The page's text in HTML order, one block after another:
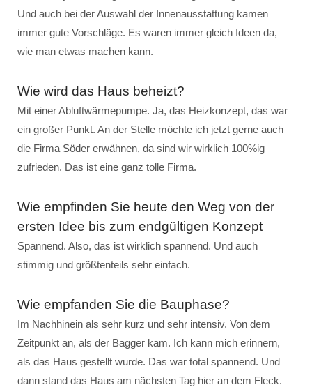
Und auch bei der Auswahl der Innenausstattung kamen
immer gute Vorschläge. Es waren immer gleich Ideen da,
wie man etwas machen kann.
Wie wird das Haus beheizt?
Mit einer Abluftwärmepumpe. Ja, das Heizkonzept, das war
ein großer Punkt. An der Stelle möchte ich jetzt gerne auch
die Firma Söder erwähnen, da sind wir wirklich 100%ig
zufrieden. Das ist eine ganz tolle Firma.
Wie empfinden Sie heute den Weg von der
ersten Idee bis zum endgültigen Konzept
Spannend. Also, das ist wirklich spannend. Und auch
stimmig und größtenteils sehr einfach.
Wie empfanden Sie die Bauphase?
Im Nachhinein als sehr kurz und sehr intensiv. Von dem
Zeitpunkt an, als der Bagger kam. Ich kann mich erinnern,
als das Haus gestellt wurde. Das war total spannend. Und
dann stand das Haus am nächsten Tag hier an dem Fleck.